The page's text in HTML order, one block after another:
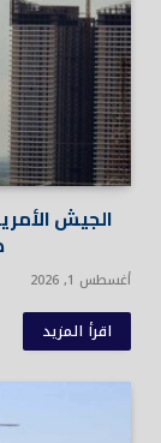
الجيش
أغسطس 1, 2026
اقرأ المزيد